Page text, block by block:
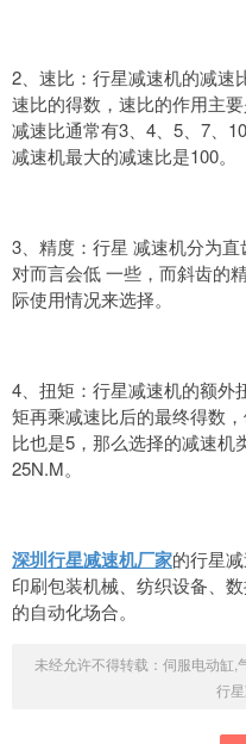
2、速比：行星减速机的减速
速比的得数，速比的作用主
减速比通常有3、4、5、7、
减速机最大的减速比是100。
3、精度：行星 减速机分为
对而言会低 一些，而斜齿的
际使用情况来选择。
4、扭矩：行星减速机的额外
矩再乘减速比后的最终得数
比也是5，那么选择的减速机
25N.M。
深圳行星减速机厂家的行星
印刷包装机械、纺织设备、
的自动化场合。
未经允许不得转载： 伺服电动缸,
行